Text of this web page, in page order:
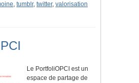
, tumblr, twitter, valorisation
Le PortfoliOPCI est un
espace de partage de